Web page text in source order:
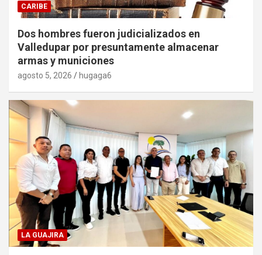
CARIBE
Dos hombres fueron judicializados en
Valledupar por presuntamente almacenar
armas y municiones
agosto 5, 2026 hugaga6
LA GUAJIRA